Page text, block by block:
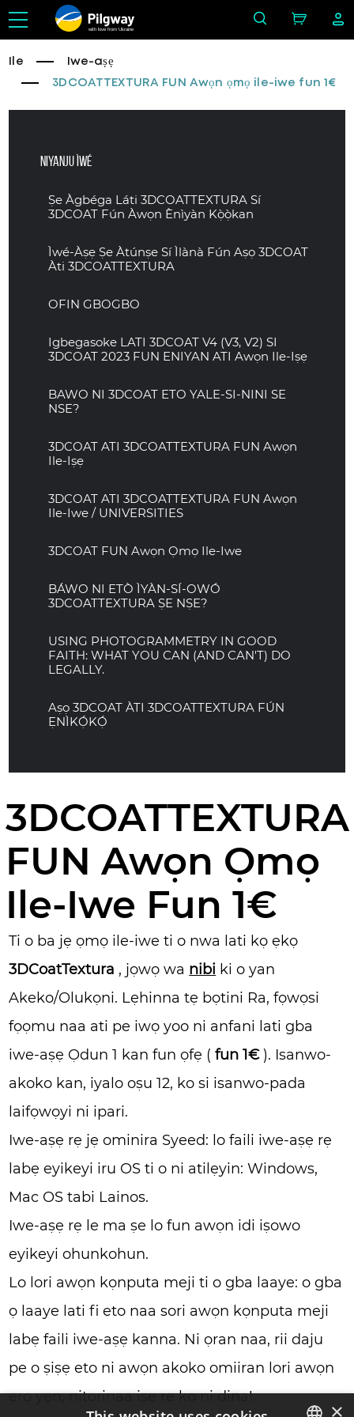
with love from Ukraine
Ile
Iwe-aṣẹ
3DCOATTEXTURA FUN Awọn ọmọ ile-iwe fun 1€
Niyanju ìwé
Ṣe Àgbéga Láti 3DCOATTEXTURA Sí
3DCOAT Fún Àwọn Ènìyàn Kọ̀ọ̀kan
Ìwé-Àṣẹ Ṣe Àtúnṣe Sí Ìlànà Fún Aṣọ 3DCOAT
Àti 3DCOATTEXTURA
OFIN GBOGBO
Igbegasoke LATI 3DCOAT V4 (V3, V2) SI
3DCOAT 2023 FUN ENIYAN ATI Awọn Ile-Iṣẹ
BAWO NI 3DCOAT ETO YALE-SI-NINI SE
NSE?
3DCOAT ATI 3DCOATTEXTURA FUN Awọn
Ile-Iṣẹ
3DCOAT ATI 3DCOATTEXTURA FUN Awọn
Ile-Iwe / UNIVERSITIES
3DCOAT FUN Awọn Ọmọ Ile-Iwe
BÁWO NI ETÒ ÌYÀN-SÍ-OWÓ
3DCOATTEXTURA ṢE NṢE?
USING PHOTOGRAMMETRY IN GOOD
FAITH: WHAT YOU CAN (AND CAN'T) DO
LEGALLY.
Aṣọ 3DCOAT ÀTI 3DCOATTEXTURA FÚN
ẸNÌKỌ́KỌ́
3DCOATTEXTURA
FUN Awọn Ọmọ
Ile-Iwe Fun 1€
Ti o ba jẹ ọmọ ile-iwe ti o nwa lati kọ ẹkọ
3DCoatTextura , jọwọ wa nibi ki o yan
Akeko/Olukọni. Lẹhinna tẹ bọtini Ra, fọwọsi
fọọmu naa ati pe iwọ yoo ni anfani lati gba
iwe-aṣẹ Ọdun 1 kan fun ọfẹ (fun 1€). Isanwo-
akoko kan, iyalo oṣu 12, ko si isanwo-pada
laifọwọyi ni ipari.
Iwe-aṣẹ rẹ jẹ ominira Syeed: lo faili iwe-aṣẹ rẹ
labẹ eyikeyi iru OS ti o ni atilẹyin: Windows,
Mac OS tabi Lainos.
Iwe-aṣẹ rẹ le ma ṣe lo fun awọn idi iṣowo
eyikeyi ohunkohun.
Lo lori awọn kọnputa meji ti o gba laaye: o gba
ọ laaye lati fi eto naa sori awọn kọnputa meji
labẹ faili iwe-aṣẹ kanna. Ni ọran naa, rii daju
pe o ṣiṣẹ eto ni awọn akoko omiiran lori awọn
ẹrọ yẹn, nitorinaa iṣẹ rẹ ko ni dina!
×